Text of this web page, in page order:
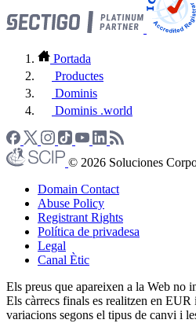
Portada
Productes
Dominis
Dominis .world
© 2026 Soluciones
Domain Contact
Abuse Policy
Registrant Rights
Política de privadesa
Legal
Canal Ètic
Els preus que apareixen a la Web no
Els càrrecs finals es realitzen en EUR
variacions segons el tipus de canvi i